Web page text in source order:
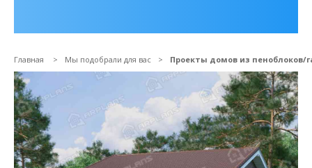
Главная Мы подобрали для вас Проекты домов из пеноблоков/
Прикрепить файл
Согласен на обработку персональных данных